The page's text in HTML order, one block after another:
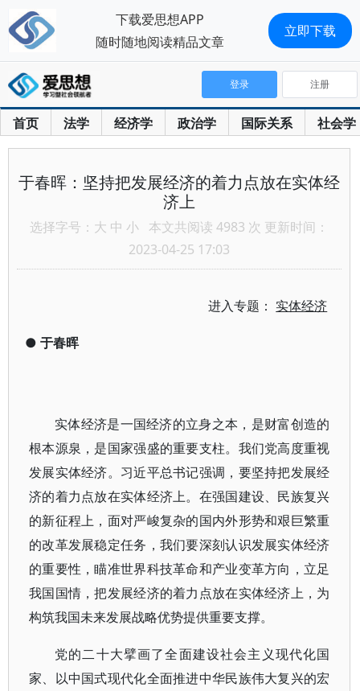
首页 法学 经济学 政治学 国际关系 社会学
登录 注册
于春晖：坚持把发展经济的着力点放在实体经
济上
选择字号： 大 中 小 本文共阅读 4983 次 更新时间：
2023-04-25 17:03
进入专题： 实体经济
● 于春晖
实体经济是一国经济的立身之本，是财富创造的
根本源泉，是国家强盛的重要支柱。我们党高度重视
发展实体经济。习近平总书记强调，要坚持把发展经
济的着力点放在实体经济上。在强国建设、民族复兴
的新征程上，面对严峻复杂的国内外形势和艰巨繁重
的改革发展稳定任务，我们要深刻认识发展实体经济
的重要性，瞄准世界科技革命和产业变革方向，立足
我国国情，把发展经济的着力点放在实体经济上，为
构筑我国未来发展战略优势提供重要支撑。
党的二十大擘画了全面建设社会主义现代化国
家、以中国式现代化全面推进中华民族伟大复兴的宏
下载爱思想APP
随时随地阅读精品文章
立即下载